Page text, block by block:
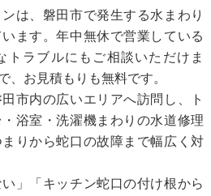
は、磐田市で発生する水まわり
ます。年中無休で営業している
トラブルにもご相談いただけま
、お見積もりも無料です。
市内の広いエリアへ訪問し、ト
浴室・洗濯機まわりの水道修理
りから蛇口の故障まで幅広く対
い」「キッチン蛇口の付け根から